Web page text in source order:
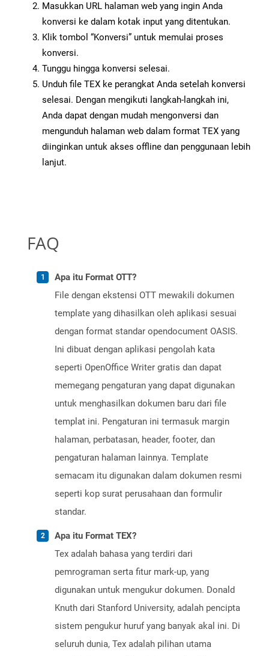
Masukkan URL halaman web yang ingin Anda
konversi ke dalam kotak input yang ditentukan.
Klik tombol “Konversi” untuk memulai proses
konversi.
Tunggu hingga konversi selesai.
Unduh file TEX ke perangkat Anda setelah konversi
selesai. Dengan mengikuti langkah-langkah ini,
Anda dapat dengan mudah mengonversi dan
mengunduh halaman web dalam format TEX yang
diinginkan untuk akses offline dan penggunaan lebih
lanjut.
FAQ
Apa itu Format OTT?
File dengan ekstensi OTT mewakili dokumen
template yang dihasilkan oleh aplikasi sesuai
dengan format standar opendocument OASIS.
Ini dibuat dengan aplikasi pengolah kata
seperti OpenOffice Writer gratis dan dapat
memegang pengaturan yang dapat digunakan
untuk menghasilkan dokumen baru dari file
templat ini. Pengaturan ini termasuk margin
halaman, perbatasan, header, footer, dan
pengaturan halaman lainnya. Template
semacam itu digunakan dalam dokumen resmi
seperti kop surat perusahaan dan formulir
standar.
Apa itu Format TEX?
Tex adalah bahasa yang terdiri dari
pemrograman serta fitur mark-up, yang
digunakan untuk mengukur dokumen. Donald
Knuth dari Stanford University, adalah pencipta
sistem pengukur huruf yang banyak akal ini. Di
seluruh dunia, Tex adalah pilihan utama